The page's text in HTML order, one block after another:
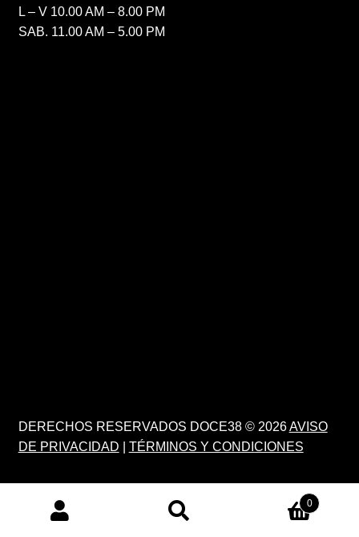
L – V 10.00 AM – 8.00 PM
SAB. 11.00 AM – 5.00 PM
DERECHOS RESERVADOS DOCE38 © 2026AVISO
DE PRIVACIDAD
TÉRMINOS Y CONDICIONES
PRODUCTS
0